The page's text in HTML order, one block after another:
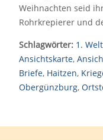
Weihnachten seid
Rohrkrepierer und
Schlagwörter: 1.
Ansichtskarte,
Briefe, Haitzen,
Obergünzburg,